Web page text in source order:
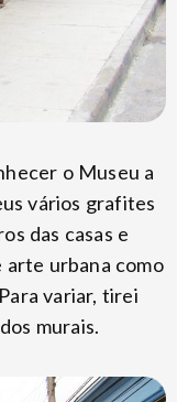
o Museu a
vários grafites
das casas e
arte urbana como
variar, tirei
murais.